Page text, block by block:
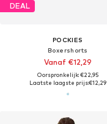
DEAL
POCKIES
Boxershorts
Vanaf €12,29
Oorspronkelijk: €22,95
Laatste laagste prijs:€12,29